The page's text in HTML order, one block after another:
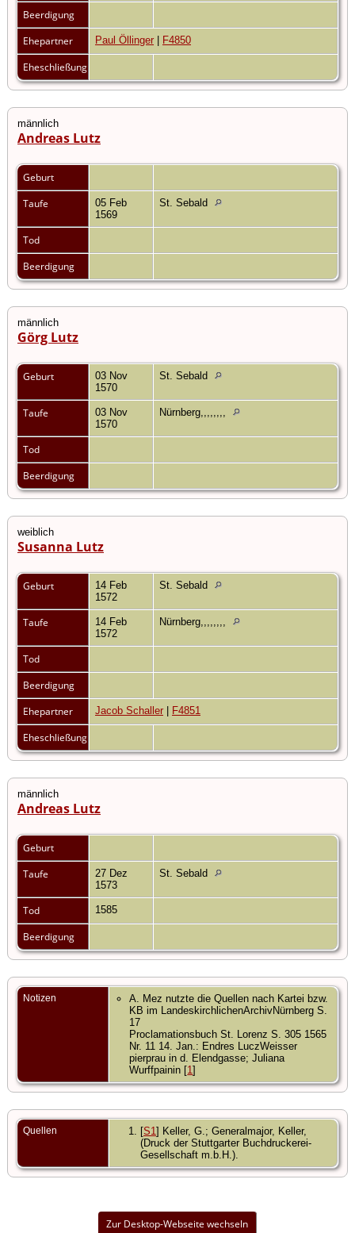
Beerdigung
Ehepartner
Paul Öllinger F4850
Eheschließung
männlich
Andreas Lutz
Geburt
Taufe
05 Feb
1569
St. Sebald
Tod
Beerdigung
männlich
Görg Lutz
Geburt
03 Nov
1570
St. Sebald
Taufe
03 Nov
1570
Nürnberg,,,,,,,,
Tod
Beerdigung
weiblich
Susanna Lutz
Geburt
14 Feb
1572
St. Sebald
Taufe
14 Feb
1572
Nürnberg,,,,,,,,
Tod
Beerdigung
Ehepartner
Jacob Schaller F4851
Eheschließung
männlich
Andreas Lutz
Geburt
Taufe
27 Dez
1573
St. Sebald
Tod 1585
Beerdigung
Notizen
A. Mez nutzte die Quellen nach Kartei bzw.
KB im LandeskirchlichenArchivNürnberg S.
17
Proclamationsbuch St. Lorenz S. 305 1565
Nr. 11 14. Jan.: Endres LuczWeisser
pierprau in d. Elendgasse; Juliana
Wurffpainin [1]
Quellen [S1 ] Keller, G.; Generalmajor, Keller,
(Druck der Stuttgarter Buchdruckerei-
Gesellschaft m.b.H.).
Zur Desktop-Webseite wechseln